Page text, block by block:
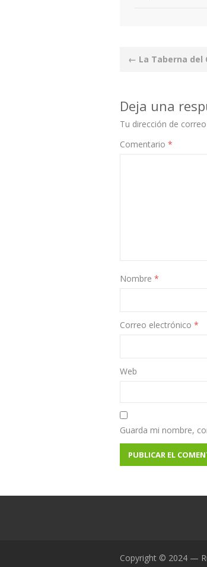
Post
← La Taberna del
Deja una
Tu dirección de
Comentario *
Nombre *
Correo electrónico *
Web
Guarda mi nombre,
Copyright © 2024 —